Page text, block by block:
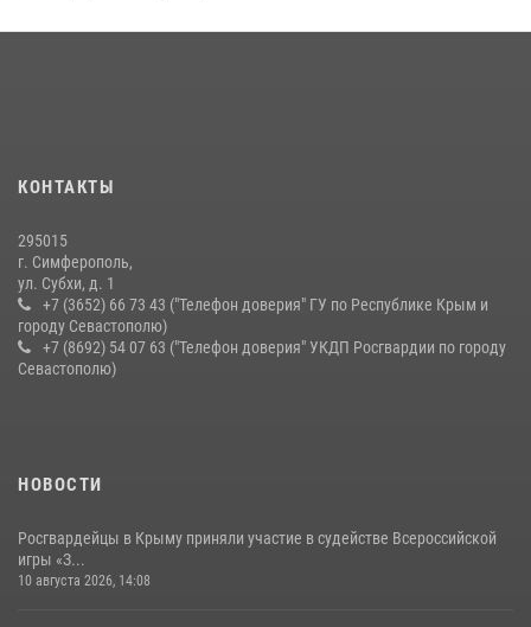
14 июля 2026, 13:46
КОНТАКТЫ
295015
г. Симферополь,
ул. Субхи, д. 1
+7 (3652) 66 73 43 ("Телефон доверия" ГУ по Республике Крым и
городу Севастополю)
+7 (8692) 54 07 63 ("Телефон доверия" УКДП Росгвардии по городу
Севастополю)
НОВОСТИ
Росгвардейцы в Крыму приняли участие в судействе Всероссийской
игры «З...
10 августа 2026, 14:08